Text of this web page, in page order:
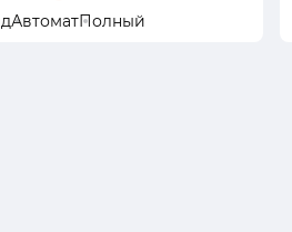
АвтоматПолный